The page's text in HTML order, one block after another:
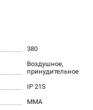
380
Воздушное,
принудительное
IP 21S
MMA